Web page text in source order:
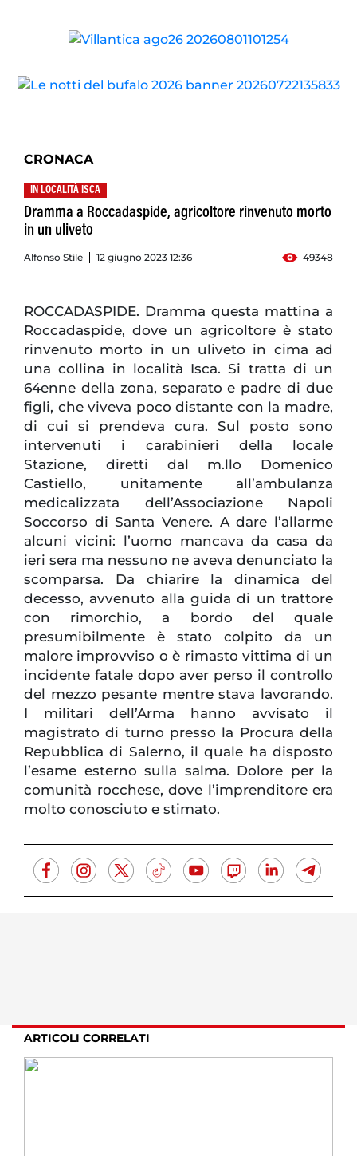
CRONACA
IN LOCALITÀ ISCA
Dramma a Roccadaspide, agricoltore rinvenuto morto
in un uliveto
Alfonso Stile 12 giugno 2023 12:36 49348
ROCCADASPIDE. Dramma questa mattina a
Roccadaspide, dove un agricoltore è stato
rinvenuto morto in un uliveto in cima ad
una collina in località Isca. Si tratta di un
64enne della zona, separato e padre di due
figli, che viveva poco distante con la madre,
di cui si prendeva cura. Sul posto sono
intervenuti i carabinieri della locale
Stazione, diretti dal m.llo Domenico
Castiello, unitamente all’ambulanza
medicalizzata dell’Associazione Napoli
Soccorso di Santa Venere. A dare l’allarme
alcuni vicini: l’uomo mancava da casa da
ieri sera ma nessuno ne aveva denunciato la
scomparsa. Da chiarire la dinamica del
decesso, avvenuto alla guida di un trattore
con rimorchio, a bordo del quale
presumibilmente è stato colpito da un
malore improvviso o è rimasto vittima di un
incidente fatale dopo aver perso il controllo
del mezzo pesante mentre stava lavorando.
I militari dell’Arma hanno avvisato il
magistrato di turno presso la Procura della
Repubblica di Salerno, il quale ha disposto
l’esame esterno sulla salma. Dolore per la
comunità rocchese, dove l’imprenditore era
molto conosciuto e stimato.
ARTICOLI CORRELATI